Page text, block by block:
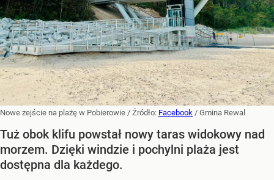
Nowe zejście na plażę w Pobierowie / Źródło: Facebook / Gmina Rewal
Tuż obok klifu powstał nowy taras widokowy nad
morzem. Dzięki windzie i pochylni plaża jest
dostępna dla każdego.